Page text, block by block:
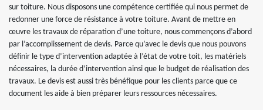
sur toiture. Nous disposons une compétence certifiée qui nous permet de
redonner une force de résistance à votre toiture. Avant de mettre en
œuvre les travaux de réparation d’une toiture, nous commençons d’abord
par l’accomplissement de devis. Parce qu’avec le devis que nous pouvons
définir le type d’intervention adaptée à l’état de votre toit, les matériels
nécessaires, la durée d’intervention ainsi que le budget de réalisation des
travaux. Le devis est aussi très bénéfique pour les clients parce que ce
document les aide à bien préparer leurs ressources nécessaires.